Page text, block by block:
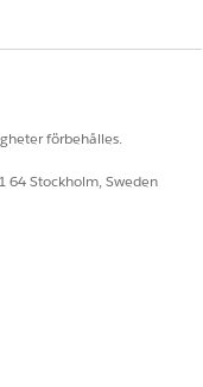
förbehålles.
64 Stockholm, Sweden